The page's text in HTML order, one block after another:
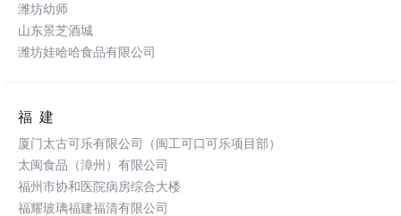
潍坊幼师
山东景芝酒城
潍坊娃哈哈食品有限公司
福建
厦门太古可乐有限公司（闽工可口可乐项目部）
太闽食品（漳州）有限公司
福州市协和医院病房综合大楼
福耀玻璃福建福清有限公司